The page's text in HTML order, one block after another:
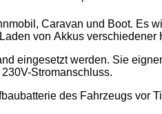
Caravan und Boot.
von Akkus verschiedener
eingesetzt werden. Sie
Stromanschluss.
des Fahrzeugs vor